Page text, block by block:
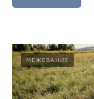
МЕЖЕВАНИЕ